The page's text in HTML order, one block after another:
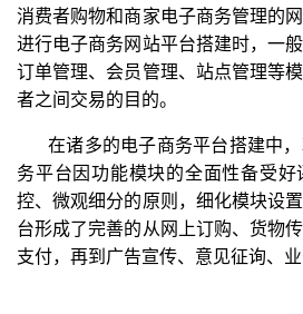
消费者购物和商家电子商务管理的
进行电子商务网站平台搭建时，一
订单管理、会员管理、站点管理等
者之间交易的目的。
在诸多的电子商务平台搭建中
务平台因功能模块的全面性备受
控、微观细分的原则，细化模块设
台形成了完善的从网上订购、货物
支付，再到广告宣传、意见征询、